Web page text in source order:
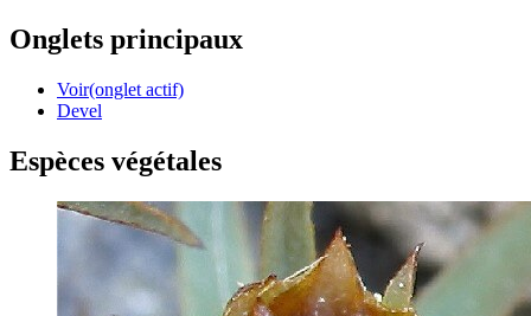
Onglets principaux
Voir(onglet actif)
Devel
Espèces végétales